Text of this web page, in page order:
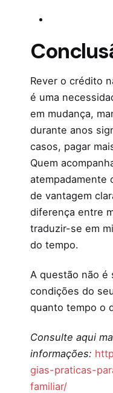
Rever o crédito
é uma
em mudança,
durante anos
casos, pagar
Quem
atempadamente
de vantagem
diferença entre
traduzir-se em
do tempo.
A questão não é
condições do
quanto tempo o
Consulte aqui
informações:
gias-praticas-
familiar/